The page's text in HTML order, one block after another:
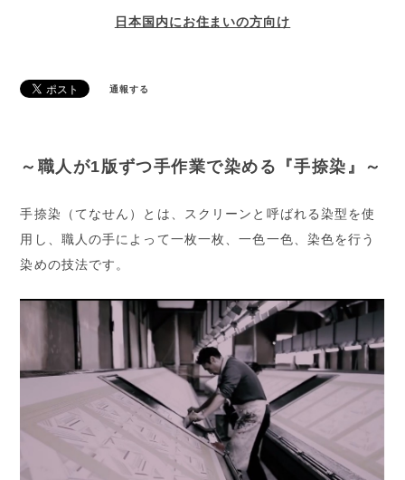
日本国内にお住まいの方向け
通報する
～職人が1版ずつ手作業で染める『手捺染』～
手捺染（てなせん）とは、スクリーンと呼ばれる染型を使
用し、職人の手によって一枚一枚、一色一色、染色を行う
染めの技法です。